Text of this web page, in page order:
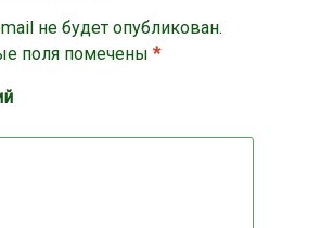
не будет опубликован.
поля помечены *